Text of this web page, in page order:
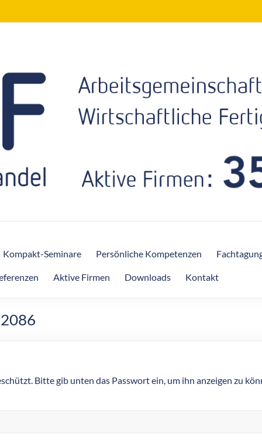
Kompakt-Seminare Persönliche Kompetenzen
Aktive Firmen Downloads Kontakt
Bitte gib unten das Passwort ein, um ihn anzeigen zu